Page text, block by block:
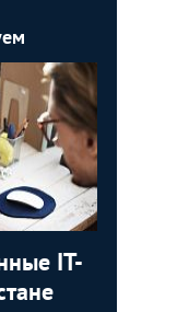
IT-